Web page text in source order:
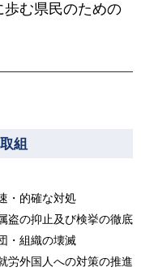
む県民のための
組
・的確な対処
盗の抑止及び検挙の徹底
・組織の壊滅
労外国人への対策の推進